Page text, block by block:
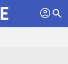
profil search